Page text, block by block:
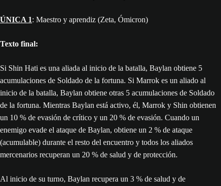
ÚNICA 1: Maestro y aprendiz (Zeta, Ómicron)
Texto final:
Si Shin Hati es una aliada al inicio de la batalla, Baylan obtiene 5
acumulaciones de Soldado de la fortuna. Si Marrok es un aliado al
inicio de la batalla, Baylan obtiene otras 5 acumulaciones de Soldado
de la fortuna. Mientras Baylan está activo, él, Marrok y Shin obtienen
un 10 % de evasión de crítico y un 20 % de evasión. Cuando un
enemigo evade el ataque de Baylan, obtiene un 2 % de ataque
(acumulable) durante el resto del encuentro y todos los aliados
mercenarios recuperan un 20 % de salud y de protección.
Al inicio de su turno, Baylan recupera un 3 % de salud y de